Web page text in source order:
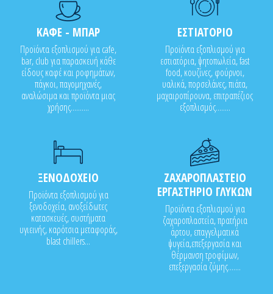
ΚΑΦΕ - ΜΠΑΡ
Προϊόντα εξοπλισμού για cafe,
bar, club για παρασκευή κάθε
είδους καφέ και ροφημάτων,
πάγκοι, παγομηχανές,
αναλώσιμα και προϊόντα μιας
χρήσης..........
ΕΣΤΙΑΤΟΡΙΟ
Προϊόντα εξοπλισμού για
εστιατόρια, ψητοπωλεία, fast
food, κουζίνες, φούρνοι,
υαλικά, πορσελάνες, πιάτα,
μαχαιροπίρουνα, επιτραπέζιος
εξοπλισμός........
ΞΕΝΟΔΟΧΕΙΟ
Προϊόντα εξοπλισμού για
ξενοδοχεία, ανοξείδωτες
κατασκευές, συστήματα
υγιεινής, καρότσια μεταφοράς,
blast chillers...
ΖΑΧΑΡΟΠΛΑΣΤΕΙΟ
ΕΡΓΑΣΤΗΡΙΟ ΓΛΥΚΩΝ
Προϊόντα εξοπλισμού για
ζαχαροπλαστεία, πρατήρια
άρτου, επαγγελματικά
ψυγεία,επεξεργασία και
θέρμανση τροφίμων,
επεξεργασία ζύμης.......